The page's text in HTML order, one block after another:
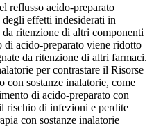
reflusso acido-preparato
effetti indesiderati in
da ritenzione di altri componenti
acido-preparato viene ridotto
da ritenzione di altri farmaci.
per contrastare il Risorse
con sostanze inalatorie, come
di acido-preparato con
rischio di infezioni e perdite
con sostanze inalatorie